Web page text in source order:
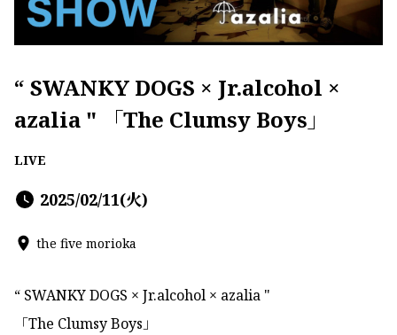
“ SWANKY DOGS × Jr.alcohol ×
azalia " 「The Clumsy Boys」
LIVE
2025/02/11(火)
the five morioka
“ SWANKY DOGS × Jr.alcohol × azalia "
「The Clumsy Boys」